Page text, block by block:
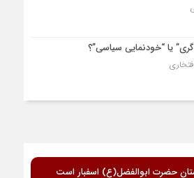
یا “خودنمایی سیاسی”؟
حضرت ابوالفضل(ع) اسفبار است